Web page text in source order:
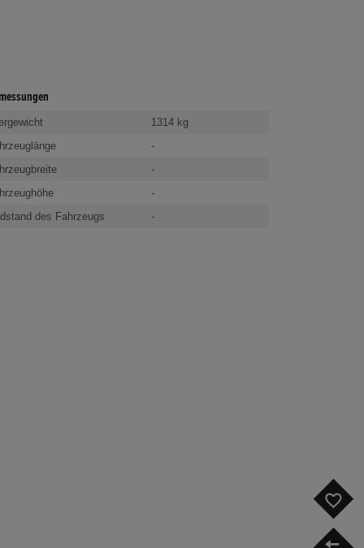
1314 kg
-
-
-
des Fahrzeugs
-